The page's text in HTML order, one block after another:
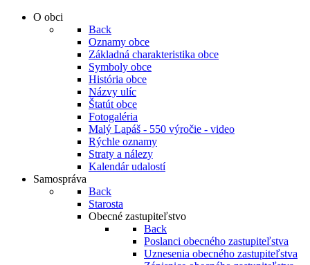
O obci
Back
Oznamy obce
Základná charakteristika obce
Symboly obce
História obce
Názvy ulíc
Štatút obce
Fotogaléria
Malý Lapáš - 550 výročie - video
Rýchle oznamy
Straty a nálezy
Kalendár udalostí
Samospráva
Back
Starosta
Obecné zastupiteľstvo
Back
Poslanci obecného zastupiteľstva
Uznesenia obecného zastupiteľstva